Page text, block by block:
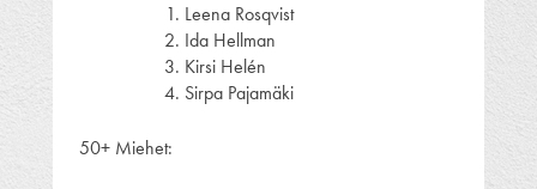
Leena Rosqvist
Ida Hellman
Kirsi Helén
Sirpa Pajamäki
50+ Miehet: